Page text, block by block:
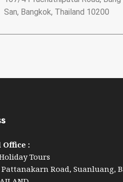
San, Bangkok, Thailand 10200
Office :
Tours
Road, Suanluang,